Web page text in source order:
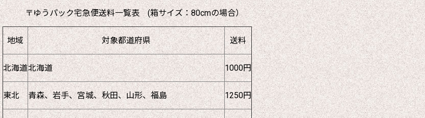
〒ゆうパック宅急便送料一覧表 (箱サイズ：80cmの場合）
地域 対象都道府県 送料
北海道北海道 1000円
東北 青森、岩手、宮城、秋田、山形、福島 1250円